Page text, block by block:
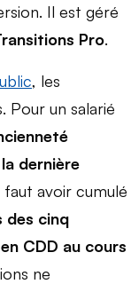
Il est géré
Pro.
, les
Pour un salarié
dernière
faut avoir cumulé
des cinq
CDD au cours
ne